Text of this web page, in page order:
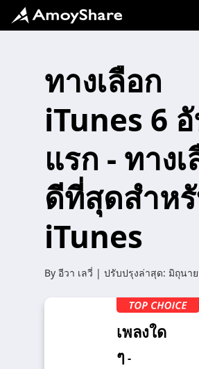
ทางเลือก
iTunes 6
แรก - ทาง
ดีที่สุดสำห
iTunes
By อีวา เลวี่ | ปรับปรุงล่าสุด: มิถุนา
เพลงใด
ๆ -